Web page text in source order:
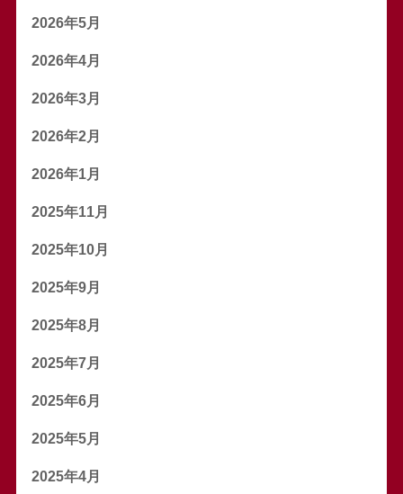
2026年5月
2026年4月
2026年3月
2026年2月
2026年1月
2025年11月
2025年10月
2025年9月
2025年8月
2025年7月
2025年6月
2025年5月
2025年4月